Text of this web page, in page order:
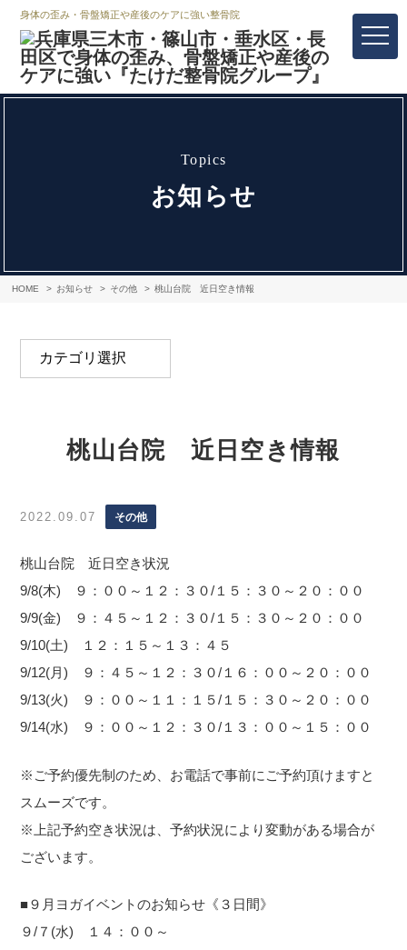
身体の歪み・骨盤矯正や産後のケアに強い整骨院
topics
お知らせ
HOME お知らせ その他 桃山台院 近日空き情報
桃山台院 近日空き情報
2022.09.07 その他
桃山台院 近日空き状況
9/8(木) ９：００～１２：３０/１５：３０～２０：００
9/9(金) ９：４５～１２：３０/１５：３０～２０：００
9/10(土) １２：１５～１３：４５
9/12(月) ９：４５～１２：３０/１６：００～２０：００
9/13(火) ９：００～１１：１５/１５：３０～２０：００
9/14(水) ９：００～１２：３０/１３：００～１５：００
※ご予約優先制のため、お電話で事前にご予約頂けますと
スムーズです。
※上記予約空き状況は、予約状況により変動がある場合が
ございます。
■９月ヨガイベントのお知らせ《３日間》
９/７(水) １４：００～